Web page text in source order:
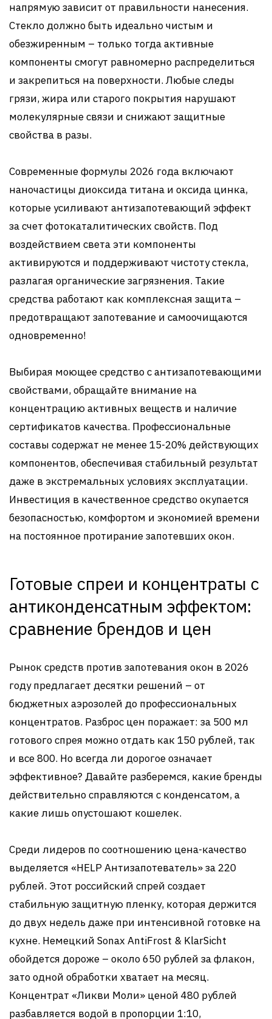
напрямую зависит от правильности нанесения.
Стекло должно быть идеально чистым и
обезжиренным – только тогда активные
компоненты смогут равномерно распределиться
и закрепиться на поверхности. Любые следы
грязи, жира или старого покрытия нарушают
молекулярные связи и снижают защитные
свойства в разы.
Современные формулы 2026 года включают
наночастицы диоксида титана и оксида цинка,
которые усиливают антизапотевающий эффект
за счет фотокаталитических свойств. Под
воздействием света эти компоненты
активируются и поддерживают чистоту стекла,
разлагая органические загрязнения. Такие
средства работают как комплексная защита –
предотвращают запотевание и самоочищаются
одновременно!
Выбирая моющее средство с антизапотевающими
свойствами, обращайте внимание на
концентрацию активных веществ и наличие
сертификатов качества. Профессиональные
составы содержат не менее 15-20% действующих
компонентов, обеспечивая стабильный результат
даже в экстремальных условиях эксплуатации.
Инвестиция в качественное средство окупается
безопасностью, комфортом и экономией времени
на постоянное протирание запотевших окон.
Готовые спреи и концентраты с
антиконденсатным эффектом:
сравнение брендов и цен
Рынок средств против запотевания окон в 2026
году предлагает десятки решений – от
бюджетных аэрозолей до профессиональных
концентратов. Разброс цен поражает: за 500 мл
готового спрея можно отдать как 150 рублей, так
и все 800. Но всегда ли дорогое означает
эффективное? Давайте разберемся, какие бренды
действительно справляются с конденсатом, а
какие лишь опустошают кошелек.
Среди лидеров по соотношению цена-качество
выделяется «HELP Антизапотеватель» за 220
рублей. Этот российский спрей создает
стабильную защитную пленку, которая держится
до двух недель даже при интенсивной готовке на
кухне. Немецкий Sonax AntiFrost & KlarSicht
обойдется дороже – около 650 рублей за флакон,
зато одной обработки хватает на месяц.
Концентрат «Ликви Моли» ценой 480 рублей
разбавляется водой в пропорции 1:10,